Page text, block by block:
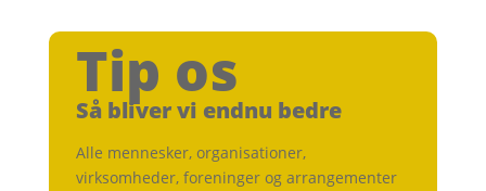
Tip os
Så bliver vi endnu bedre
Alle mennesker, organisationer,
virksomheder, foreninger og arrangementer